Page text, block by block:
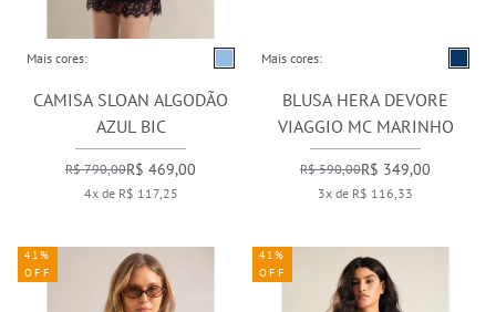
Mais cores:
CAMISA SLOAN ALGODÃO
AZUL BIC
R$ 790,00R$ 469,00
4x de R$ 117,25
Mais cores:
BLUSA HERA DEVORE
VIAGGIO MC MARINHO
R$ 590,00R$ 349,00
3x de R$ 116,33
41%
OFF
41%
OFF